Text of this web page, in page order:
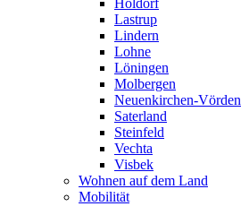
Holdorf
Lastrup
Lindern
Lohne
Löningen
Molbergen
Neuenkirchen-Vörden
Saterland
Steinfeld
Vechta
Visbek
Wohnen auf dem Land
Mobilität